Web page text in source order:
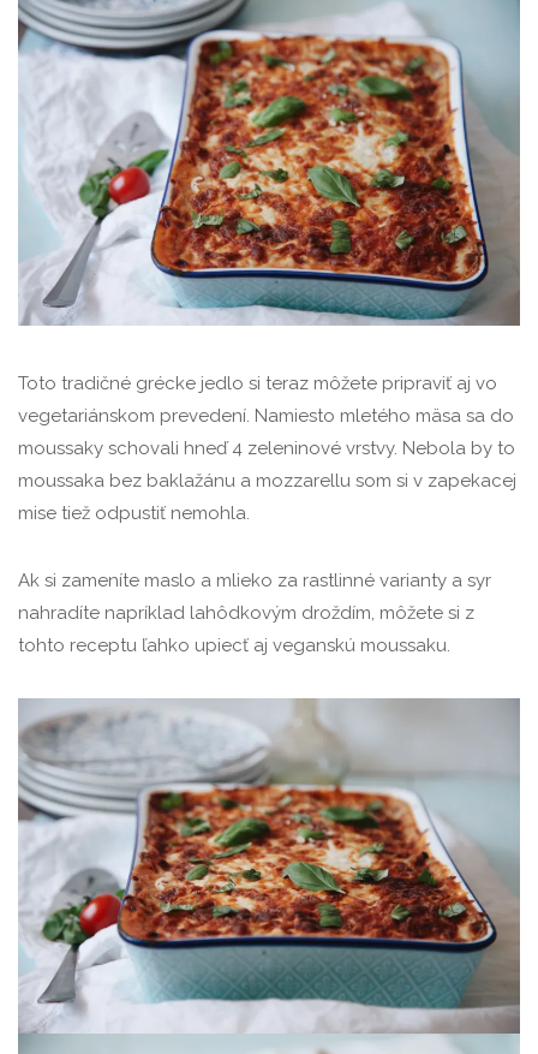
Toto tradičné grécke jedlo si teraz môžete pripraviť aj vo
vegetariánskom prevedení. Namiesto mletého mäsa sa do
moussaky schovali hneď 4 zeleninové vrstvy. Nebola by to
moussaka bez baklažánu a mozzarellu som si v zapekacej
mise tiež odpustiť nemohla.
Ak si zameníte maslo a mlieko za rastlinné varianty a syr
nahradíte napríklad lahôdkovým droždím, môžete si z
tohto receptu ľahko upiecť aj veganskú moussaku.